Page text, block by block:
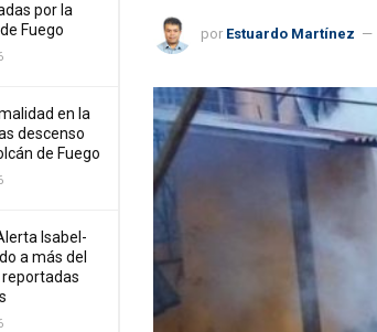
por la
Fuego
en la
descenso
de Fuego
Isabel-
a más del
reportadas
por Estuardo Martínez